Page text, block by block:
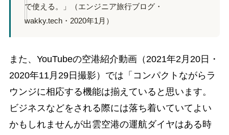
で使える。」（エンジニア旅行ブログ・
wakky.tech・2020年1月）
また、YouTubeの空港紹介動画（2021年2月20日・
2020年11月29日撮影）では「コンパクトながらラ
ウンジに相応する機能は揃えていると思います。
ビジネスなどをされる際には落ち着いていてよい
かもしれませんが出雲空港の運航ダイヤはある時